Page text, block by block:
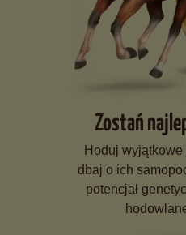
Zostań
Hoduj
dbaj o ich
potencjał